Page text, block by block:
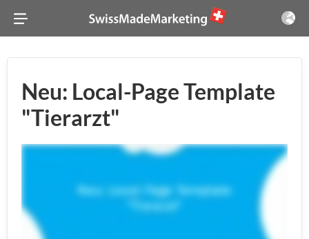
Neu: Local-Page Template
"Tierarzt"